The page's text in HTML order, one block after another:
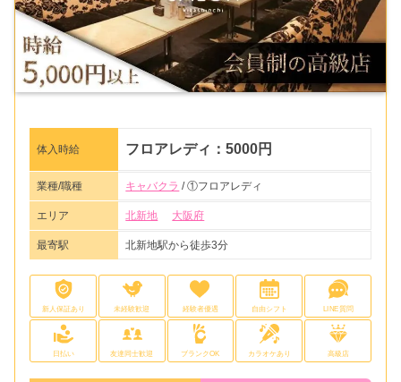
体入時給 フロアレディ：5000円
業種/職種 キャバクラ / ①フロアレディ
エリア 北新地 大阪府
最寄駅 北新地駅から徒歩3分
新人保証あり 未経験歓迎 経験者優遇 自由シフト LINE質問
日払い 友達同士歓迎 ブランクOK カラオケあり 高級店